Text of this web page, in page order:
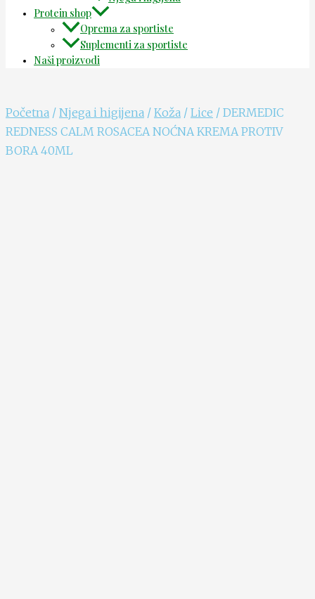
Protein shop
Oprema za sportiste
Suplementi za sportiste
Naši proizvodi
Početna / Njega i higijena / Koža / Lice / DERMEDIC
REDNESS CALM ROSACEA NOĆNA KREMA PROTIV
BORA 40ML